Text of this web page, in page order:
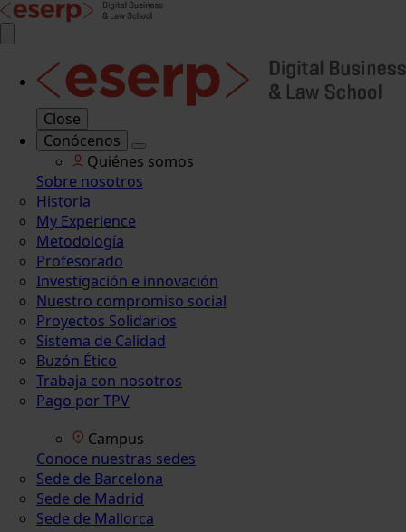
Close
Conócenos
Quiénes somos
Sobre nosotros
Historia
My Experience
Metodología
Profesorado
Investigación e innovación
Nuestro compromiso social
Proyectos Solidarios
Sistema de Calidad
Buzón Ético
Trabaja con nosotros
Pago por TPV
Campus
Conoce nuestras sedes
Sede de Barcelona
Sede de Madrid
Sede de Mallorca